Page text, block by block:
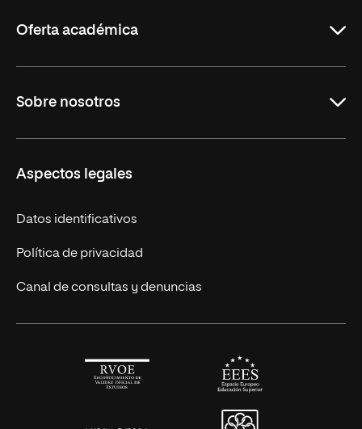
Oferta académica
Licenciaturas en línea
Másteres Europeos
Cursos Europeos
Títulos Americanos
Alianza Newman
Sobre nosotros
Nuestros alumnos
Únete a nosotros
Actualidad
Solicita información
Aspectos legales
Datos identificativos
Política de privacidad
Canal de consultas y denuncias